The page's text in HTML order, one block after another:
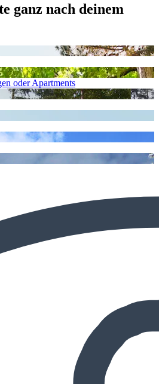
ganz nach deinem
oder Apartments